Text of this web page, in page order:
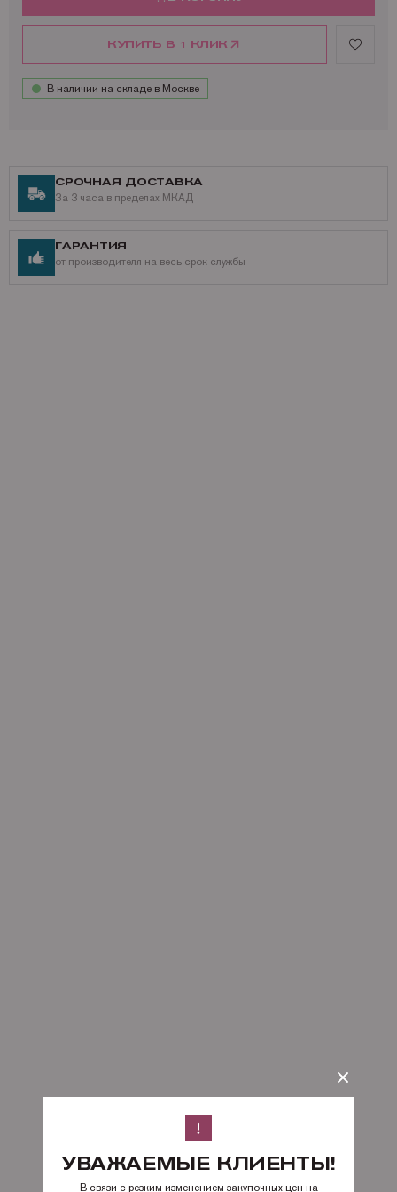
КУПИТЬ В 1 КЛИК
В наличии на складе в Москве
СРОЧНАЯ ДОСТАВКА
За 3 часа в пределах МКАД
ГАРАНТИЯ
от производителя на весь срок службы
УВАЖАЕМЫЕ КЛИЕНТЫ!
В связи с резким изменением закупочных цен на